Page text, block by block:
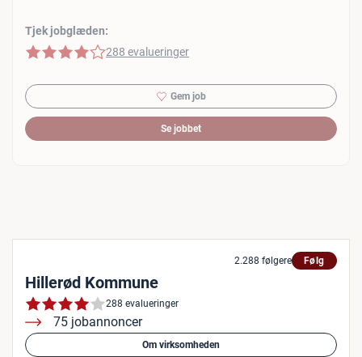
Tjek jobglæden:
4 af 5 stjerner
288 evalueringer
Gem job
Se jobbet
2.288 følgere Følg
Hillerød Kommune
288 evalueringer
75 jobannoncer
Om virksomheden